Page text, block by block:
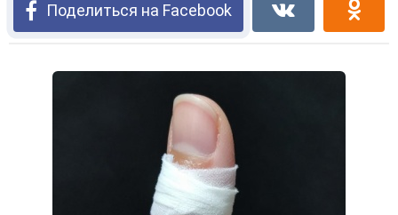
Поделиться на Facebook